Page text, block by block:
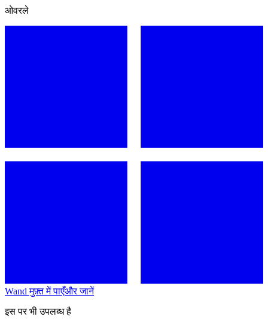
ओवरले
Wand मुफ़्त में पाएँऔर जानें
इस पर भी उपलब्ध है